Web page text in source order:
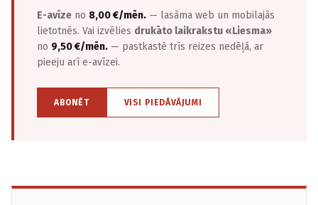
E-avīze no 8,00 €/mēn. — lasāma web un mobilajās
lietotnēs. Vai izvēlies drukāto laikrakstu «Liesma»
no 9,50 €/mēn. — pastkastē trīs reizes nedēļā, ar
pieeju arī e-avīzei.
ABONĒT VISI PIEDĀVĀJUMI